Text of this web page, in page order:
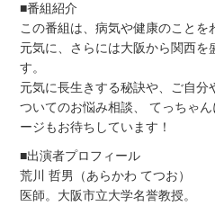
■番組紹介
この番組は、病気や健康のことを
元気に、さらには大阪から関西
す。
元気に長生きする秘訣や、ご自分
ついてのお悩み相談、 てっちゃ
ージもお待ちしています！
■出演者プロフィール
荒川 哲男（あらかわ てつお）
医師。大阪市立大学名誉教授。